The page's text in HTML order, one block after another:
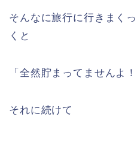
そんなに旅行に行きまく
くと
「全然貯まってませんよ
それに続けて